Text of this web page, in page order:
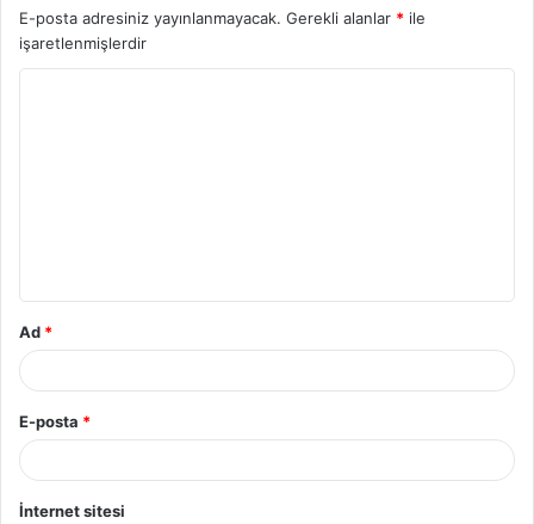
E-posta adresiniz yayınlanmayacak. Gerekli alanlar * ile
işaretlenmişlerdir
Ad *
E-posta *
İnternet sitesi